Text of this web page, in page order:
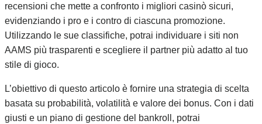
recensioni che mette a confronto i migliori casinò sicuri,
evidenziando i pro e i contro di ciascuna promozione.
Utilizzando le sue classifiche, potrai individuare i siti non
AAMS più trasparenti e scegliere il partner più adatto al tuo
stile di gioco.
L’obiettivo di questo articolo è fornire una strategia di scelta
basata su probabilità, volatilità e valore dei bonus. Con i dati
giusti e un piano di gestione del bankroll, potrai